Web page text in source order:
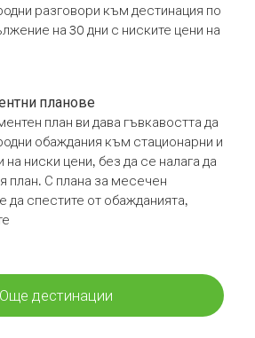
разговори към дестинация по
на 30 дни с ниските цени на
планове
план ви дава гъвкавостта да
обаждания към стационарни и
ниски цени, без да се налага да
план. С плана за месечен
да спестите от обажданията,
Още дестинации